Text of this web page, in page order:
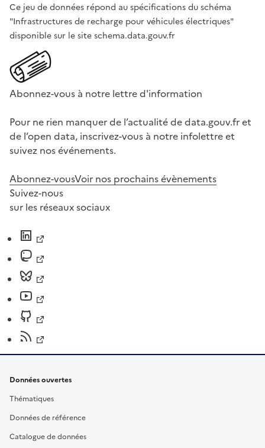
Ce jeu de données répond au spécifications du schéma
"Infrastructures de recharge pour véhicules électriques"
disponible sur le site schema.data.gouv.fr
Abonnez-vous à notre lettre d'information
Pour ne rien manquer de l’actualité de data.gouv.fr et
de l’open data, inscrivez-vous à notre infolettre et
suivez nos événements.
Abonnez-vousVoir nos prochains évènements
Suivez-nous
sur les réseaux sociaux
Données ouvertes
Thématiques
Données de référence
Catalogue de données